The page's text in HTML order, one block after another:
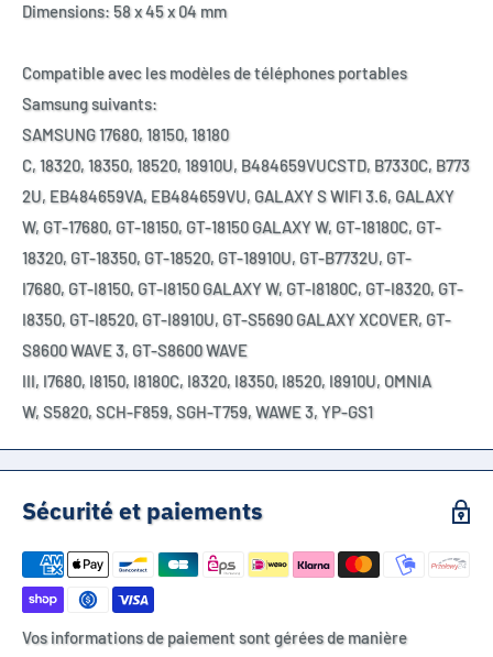
Dimensions: 58 x 45 x 04 mm
Compatible avec les modèles de téléphones portables
Samsung suivants:
SAMSUNG 17680, 18150, 18180
C, 18320, 18350, 18520, 18910U, B484659VUCSTD, B7330C, B773
2U, EB484659VA, EB484659VU, GALAXY S WIFI 3.6, GALAXY
W, GT-17680, GT-18150, GT-18150 GALAXY W, GT-18180C, GT-
18320, GT-18350, GT-18520, GT-18910U, GT-B7732U, GT-
I7680, GT-I8150, GT-I8150 GALAXY W, GT-I8180C, GT-I8320, GT-
I8350, GT-I8520, GT-I8910U, GT-S5690 GALAXY XCOVER, GT-
S8600 WAVE 3, GT-S8600 WAVE
III, I7680, I8150, I8180C, I8320, I8350, I8520, I8910U, OMNIA
W, S5820, SCH-F859, SGH-T759, WAWE 3, YP-GS1
Sécurité et paiements
Vos informations de paiement sont gérées de manière